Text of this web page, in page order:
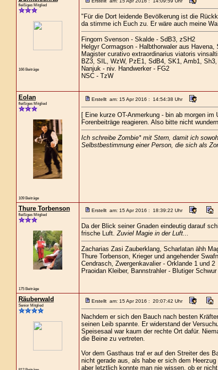
fleißiges Mitglied
166 Beiträge
"Für die Dort leidende Bevölkerung ist die
da stimme ich Euch zu. Er wäre auch meine
Fingorn Svenson - Skalde - SdB3, zSH2
Helgyr Cormagson - Halbthorwaler aus Havena,
Magister curativo extraordinarius viatoris
BZ3, SIL, WzW, PzE1, SdB4, SK1, Amb1,
Nanjuk - niv. Handwerker - FG2
NSC - TzW
Eolan
fleißiges Mitglied
109 Beiträge
Erstellt am: 15 Apr 2016 : 14:54:38 Uhr
[ Eine kurze OT-Anmerkung - bin ab morgen
Forenbeiträge reagieren. Also bitte nicht
Ich schreibe Zombie* mit Stern, damit ich
Selbstbestimmung einer Person, die sich als
Thure Torbenson
fleißiges Mitglied
175 Beiträge
Erstellt am: 15 Apr 2016 : 18:39:22 Uhr
Da der Blick seiner Gnaden eindeutig darauf
frische Luft.Zuviel Magie in der Luft...
Zacharias Zasi Zauberklang, Scharlatan ähh
Thure Torbenson, Krieger und angehender
Cendrasch, Zwergenkavalier - Orklande 1 und 2
Praoidan Kleiber, Bannstrahler - Blutiger
Räuberwald
Senior Mitglied
Erstellt am: 15 Apr 2016 : 20:07:42 Uhr
Nachdem er sich den Bauch nach besten
seinen Leib spannte. Er widerstand der
Speisesaal war kaum der rechte Ort dafür.
die Beine zu vertreten.
Vor dem Gasthaus traf er auf den Streiter des
nicht gerade aus, als habe er sich dem
aber letztlich konnte man nie wissen, ob er